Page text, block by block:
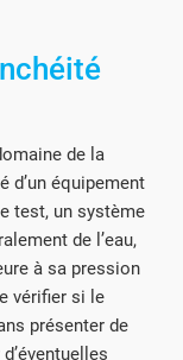
de la
d’un équipement
test, un système
de l’eau,
à sa pression
vérifier si le
présenter de